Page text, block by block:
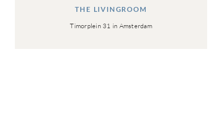
THE LIVINGROOM
Timorplein 31 in Amsterdam